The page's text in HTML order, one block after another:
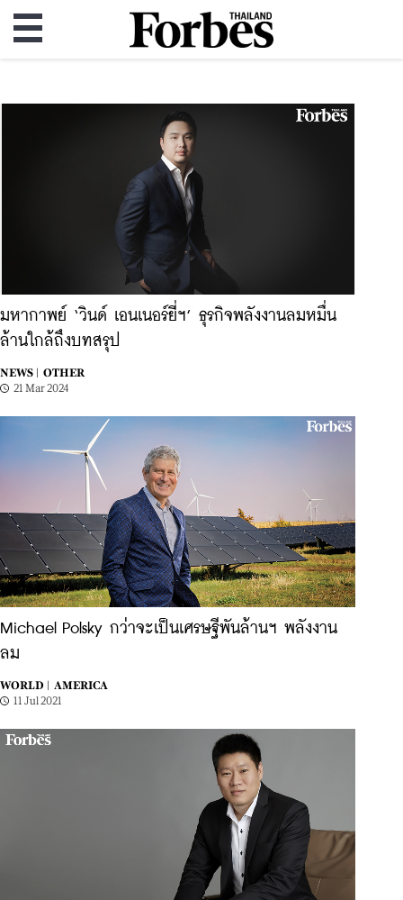
มหากาพย์ ‘วินด์ เอนเนอร์ยี่ฯ’ ธุรกิจพลังงานลมหมื่น
ล้านใกล้ถึงบทสรุป
NEWS |
OTHER
21 Mar 2024
Michael Polsky กว่าจะเป็นเศรษฐีพันล้านฯ พลังงาน
ลม
WORLD |
AMERICA
11 Jul 2021